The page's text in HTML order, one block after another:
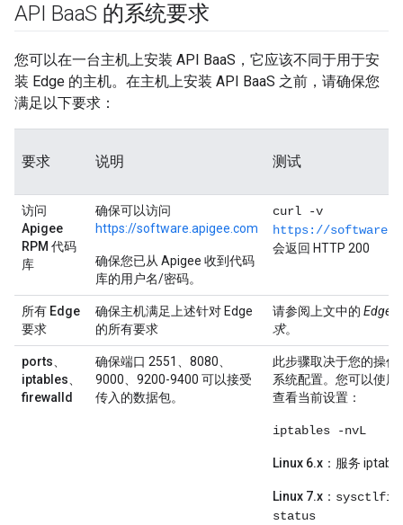
API BaaS 的系统要求
您可以在一台主机上安装 API BaaS，它应该不同于用于安
装 Edge 的主机。在主机上安装 API BaaS 之前，请确保您
满足以下要求：
要求 说明 测试
访问
Apigee
RPM 代码
库
确保可以访问
https://software.apigee.com
确保您已从 Apigee 收到代码
库的用户名/密码。
curl -v
https://
会返回 HTTP 200
所有 Edge
要求
确保主机满足上述针对 Edge
的所有要求
请参阅上文中的 Edge
求。
ports、
iptables、
firewalld
确保端口 2551、8080、
9000、9200-9400 可以接受
传入的数据包。
此步骤取决于您的操作
系统配置。您可以使用
查看当前设置：
iptables -nvL
Linux 6.x ：服务
Linux 7.x ：
status